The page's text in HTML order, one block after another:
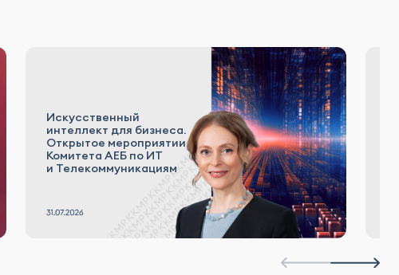
Искусственный
интеллект для бизнеса.
Открытое мероприятии
Комитета АЕБ по ИТ
и Телекоммуникациям